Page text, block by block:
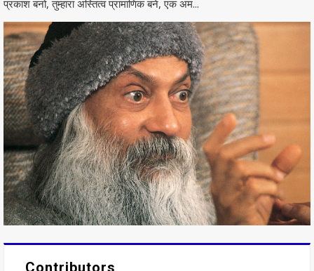
प्रकाश बनो, तुम्हारा अस्तित्व प्रामाणिक बने, एक अम...
Contributors